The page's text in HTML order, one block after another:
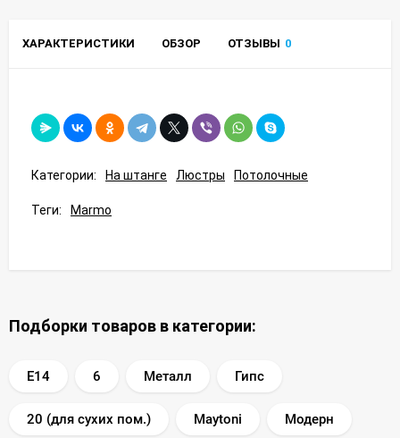
ХАРАКТЕРИСТИКИ ОБЗОР ОТЗЫВЫ 0
Категории: На штанге Люстры Потолочные
Теги: Marmo
Подборки товаров в категории:
E14 6 Металл Гипс
20 (для сухих пом.) Maytoni Модерн